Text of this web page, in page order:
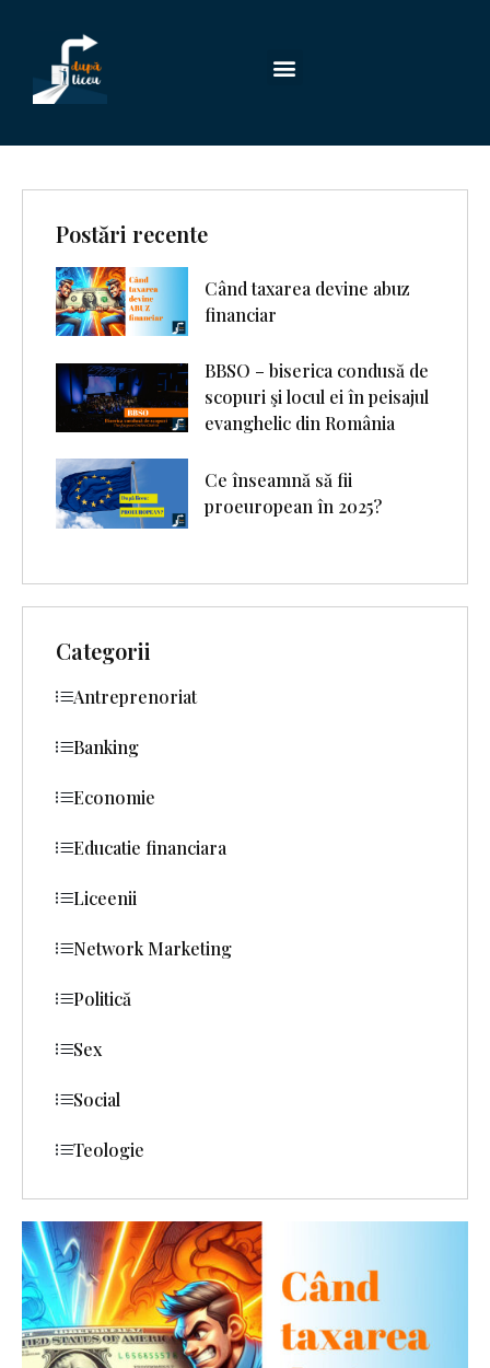
Postări recente
Când taxarea devine abuz
financiar
BBSO – biserica condusă de
scopuri şi locul ei în peisajul
evanghelic din România
Ce înseamnă să fii
proeuropean în 2025?
Categorii
Antreprenoriat
Banking
Economie
Educatie financiara
Liceenii
Network Marketing
Politică
Sex
Social
Teologie